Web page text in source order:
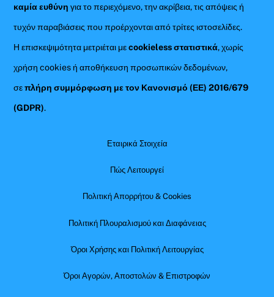
καμία ευθύνη για το περιεχόμενο, την ακρίβεια, τις απόψεις ή
τυχόν παραβιάσεις που προέρχονται από τρίτες ιστοσελίδες.
Η επισκεψιμότητα μετριέται μεcookieless στατιστικά, χωρίς
χρήση cookies ή αποθήκευση προσωπικών δεδομένων,
σεπλήρη συμμόρφωση με τον Κανονισμό (ΕΕ) 2016/679
(GDPR).
Εταιρικά Στοιχεία
Πώς Λειτουργεί
Πολιτική Απορρήτου & Cookies
Πολιτική Πλουραλισμού και Διαφάνειας
Όροι Χρήσης και Πολιτική Λειτουργίας
Όροι Αγορών, Αποστολών & Επιστροφών